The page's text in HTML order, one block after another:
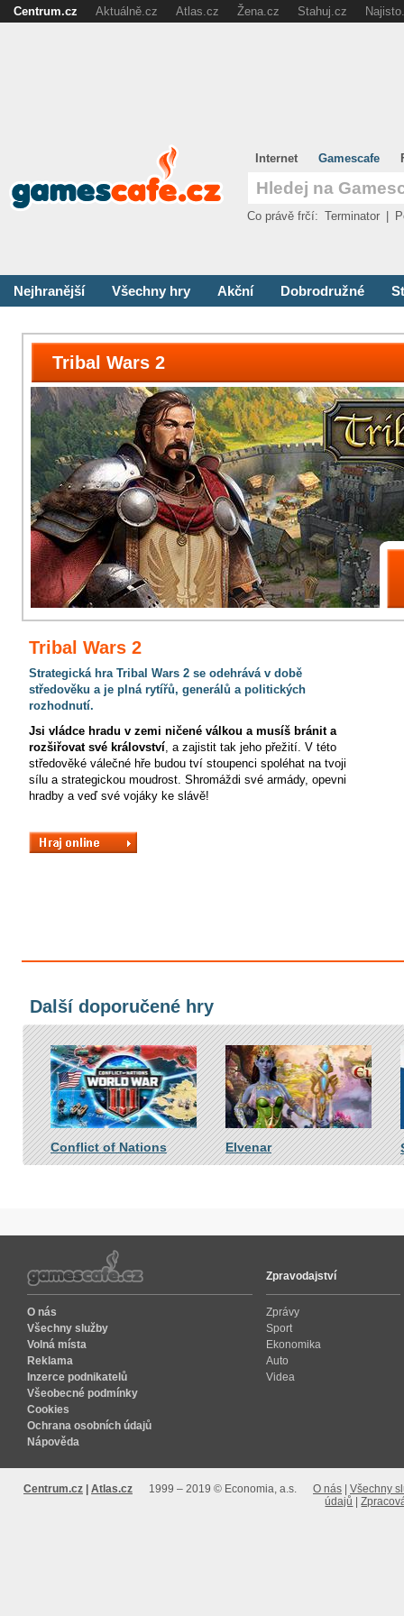
Nejhranější Všechny hry Akční Dobrodružné
Tribal Wars 2
Tribal Wars 2
Strategická hra Tribal Wars 2 se odehrává v době
středověku a je plná rytířů, generálů a politických
rozhodnutí.
Jsi vládce hradu v zemi ničené válkou a musíš bránit a
rozšiřovat své království, a zajistit tak jeho přežití. V této
středověké válečné hře budou tví stoupenci spoléhat na tvoji
sílu a strategickou moudrost. Shromáždi své armády, opevni
hradby a veď své vojáky ke slávě!
Další doporučené hry
Conflict of Nations Elvenar
Internet Gamescafe
Co právě frčí: Terminator
O nás
Všechny služby
Volná místa
Reklama
Inzerce podnikatelů
Všeobecné podmínky
Cookies
Ochrana osobních údajů
Nápověda
Zpravodajství
Zprávy
Sport
Ekonomika
Auto
Videa
Centrum.cz Atlas.cz 1999 – 2019 © Economia, a.s. O nás
Všechny
údajů
Centrum.cz Aktuálně.cz Atlas.cz Žena.cz Stahuj.cz